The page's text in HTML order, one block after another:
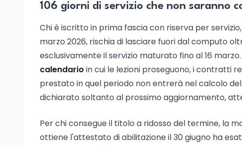
106 giorni di servizio che non saranno
Chi è iscritto in prima fascia con riserva per
marzo 2026, rischia di lasciare fuori dal computo
esclusivamente il servizio maturato fino al 16
calendario in cui le lezioni proseguono, i contratti
prestato in quel periodo non entrerà nel calcolo
dichiarato soltanto al prossimo aggiornamento,
Per chi consegue il titolo a ridosso del termine, la
ottiene l'attestato di abilitazione il 30 giugno ha